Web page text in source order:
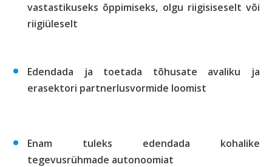
vastastikuseks õppimiseks, olgu riigisiseselt või
riigiüleselt
Edendada ja toetada tõhusate avaliku ja
erasektori partnerlusvormide loomist
Enam tuleks edendada kohalike
tegevusrühmade autonoomiat